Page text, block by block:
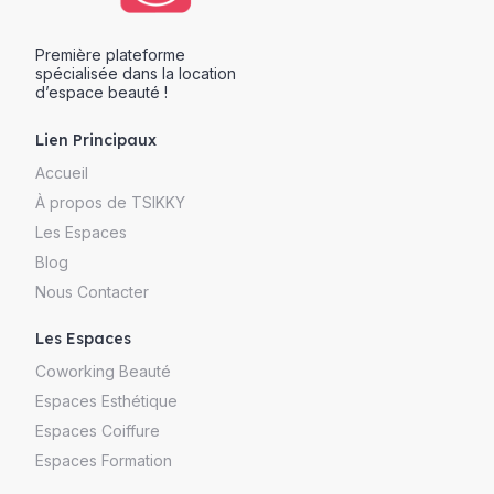
Première plateforme
spécialisée dans la location
d’espace beauté !
Lien Principaux
Accueil
À propos de TSIKKY
Les Espaces
Blog
Nous Contacter
Les Espaces
Coworking Beauté
Espaces Esthétique
Espaces Coiffure
Espaces Formation